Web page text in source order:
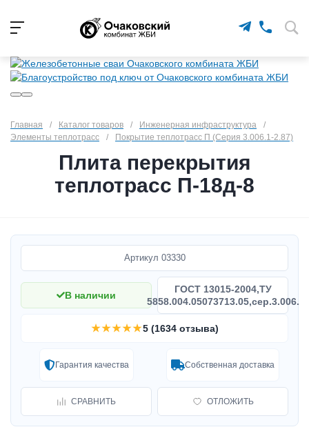
Главная / Каталог товаров / Инженерная инфраструктура
/
Элементы теплотрасс
/ Покрытие теплотрасс П (Серия 3.006.1-2.87)
Плита перекрытия
теплотрасс П-18д-8
Артикул 03330
В наличии
ГОСТ 13015-2004,ТУ
5858.004.05073713.05,сер.3.006.
★★★★★5 (1634 отзыва)
Гарантия качества Собственная доставка
СРАВНИТЬ ОТЛОЖИТЬ